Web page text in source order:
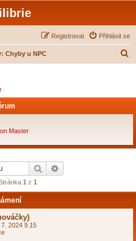
Přihlásit se
Registrovat
Chyby u NPC
Master
Hledat
1 z 1
7. 2024 9.15